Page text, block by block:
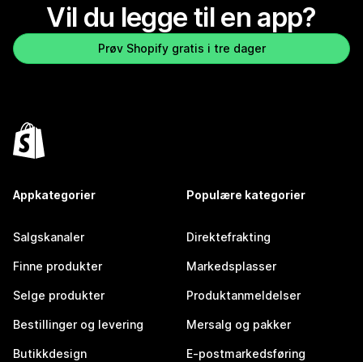
Vil du legge til en app?
Prøv Shopify gratis i tre dager
Appkategorier
Salgskanaler
Finne produkter
Selge produkter
Bestillinger og levering
Butikkdesign
Populære kategorier
Direktefrakting
Markedsplasser
Produktanmeldelser
Mersalg og pakker
E-postmarkedsføring